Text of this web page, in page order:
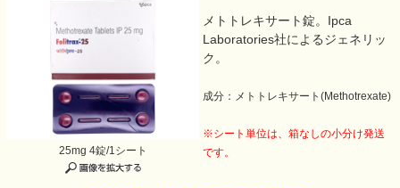
メトトレキサート錠。Ipca
Laboratories社によるジェネリッ
ク。
成分：メトトレキサート(Methotrexate)
※シート単位は、箱なしの小分け発送
です。
25mg 4錠/1シート